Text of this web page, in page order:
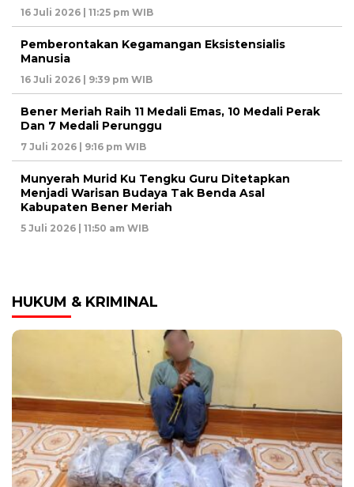
16 Juli 2026 | 11:25 pm WIB
Pemberontakan Kegamangan Eksistensialis
Manusia
16 Juli 2026 | 9:39 pm WIB
Bener Meriah Raih 11 Medali Emas, 10 Medali Perak
Dan 7 Medali Perunggu
7 Juli 2026 | 9:16 pm WIB
Munyerah Murid Ku Tengku Guru Ditetapkan
Menjadi Warisan Budaya Tak Benda Asal
Kabupaten Bener Meriah
5 Juli 2026 | 11:50 am WIB
HUKUM & KRIMINAL